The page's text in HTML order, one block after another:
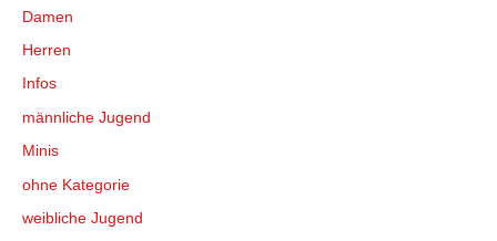
Damen
Herren
Infos
männliche Jugend
Minis
ohne Kategorie
weibliche Jugend